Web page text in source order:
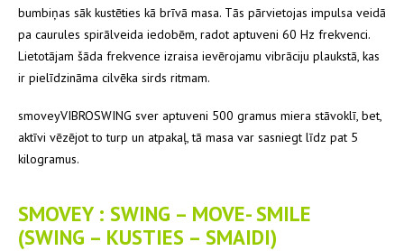
bumbiņas sāk kustēties kā brīvā masa. Tās pārvietojas impulsa veidā
pa caurules spirālveida iedobēm, radot aptuveni 60 Hz frekvenci.
Lietotājam šāda frekvence izraisa ievērojamu vibrāciju plaukstā, kas
ir pielīdzināma cilvēka sirds ritmam.
smoveyVIBROSWING sver aptuveni 500 gramus miera stāvoklī, bet,
aktīvi vēzējot to turp un atpakaļ, tā masa var sasniegt līdz pat 5
kilogramus.
SMOVEY : SWING – MOVE- SMILE
(SWING – KUSTIES – SMAIDI)